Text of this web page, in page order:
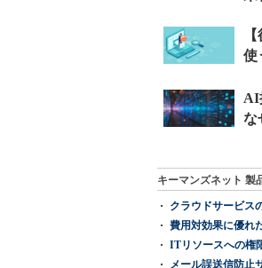
キーマンズネット 製
クラウドサービス
費用対効果に優れ
ITリソースへの権
メール誤送信防止